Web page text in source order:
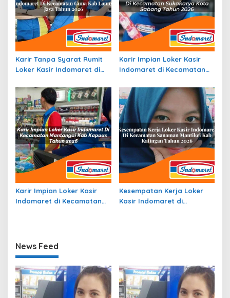
Karir Tanpa Syarat Rumit
Loker Kasir Indomaret di
Lanny Jaya Tahun 2026
Karir Impian Loker Kasir
Indomaret di Kecamatan
Tahun 2026
Karir Impian Loker Kasir
Indomaret di Kecamatan
Kesempatan Kerja Loker
Kasir Indomaret di
News Feed